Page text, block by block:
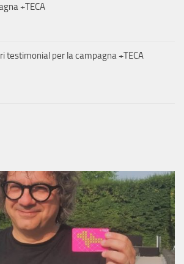
+TECA
testimonial per la campagna +TECA